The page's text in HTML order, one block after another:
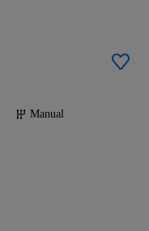
Manual